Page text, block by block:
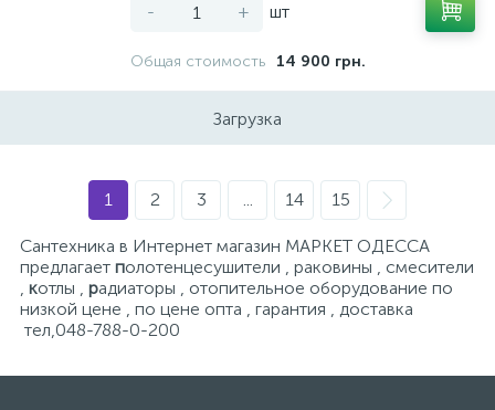
- + шт
Общая стоимость 14 900 грн.
Загрузка
1 2 3 ... 14 15
Сантехника в Интернет магазин МАРКЕТ ОДЕССА
предлагает полотенцесушители , раковины , смесители
, котлы , радиаторы , отопительное оборудование по
низкой цене , по цене опта , гарантия , доставка
тел,048-788-0-200